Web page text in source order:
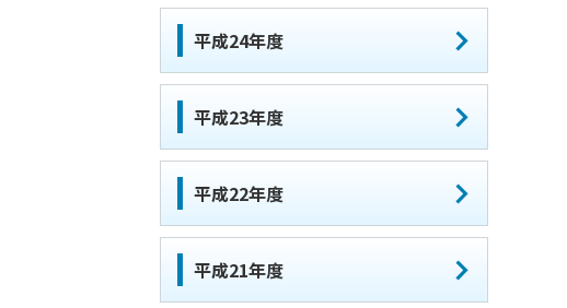
平成24年度
平成23年度
平成22年度
平成21年度